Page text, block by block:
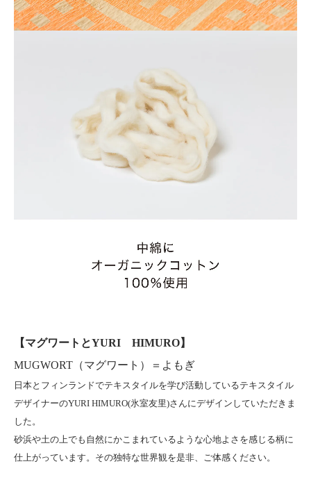
【マグワートとYURI HIMURO】
MUGWORT（マグワート）＝よもぎ
日本とフィンランドでテキスタイルを学び活動しているテキスタイル
デザイナーのYURI HIMURO(氷室友里)さんにデザインしていただきま
した。
砂浜や土の上でも自然にかこまれているような心地よさを感じる柄に
仕上がっています。その独特な世界観を是非、ご体感ください。